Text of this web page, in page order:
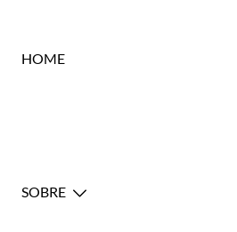
HOME
SOBRE